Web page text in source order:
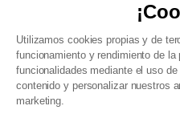
Utilizamos cookies propias y de
funcionamiento y rendimiento de
funcionalidades mediante el uso
contenido y personalizar nuestros
marketing.